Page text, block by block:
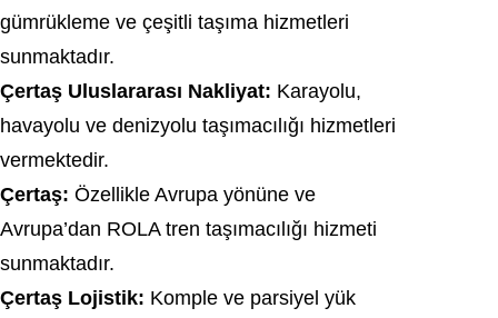
gümrükleme ve çeşitli taşıma hizmetleri
sunmaktadır.
Çertaş Uluslararası Nakliyat: Karayolu,
havayolu ve denizyolu taşımacılığı hizmetleri
vermektedir.
Çertaş: Özellikle Avrupa yönüne ve
Avrupa’dan ROLA tren taşımacılığı hizmeti
sunmaktadır.
Çertaş Lojistik: Komple ve parsiyel yük